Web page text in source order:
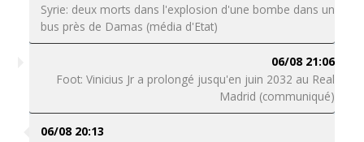
Syrie: deux morts dans l'explosion d'une bombe dans un
bus près de Damas (média d'Etat)
06/08 21:06
Foot: Vinicius Jr a prolongé jusqu'en juin 2032 au Real
Madrid (communiqué)
06/08 20:13